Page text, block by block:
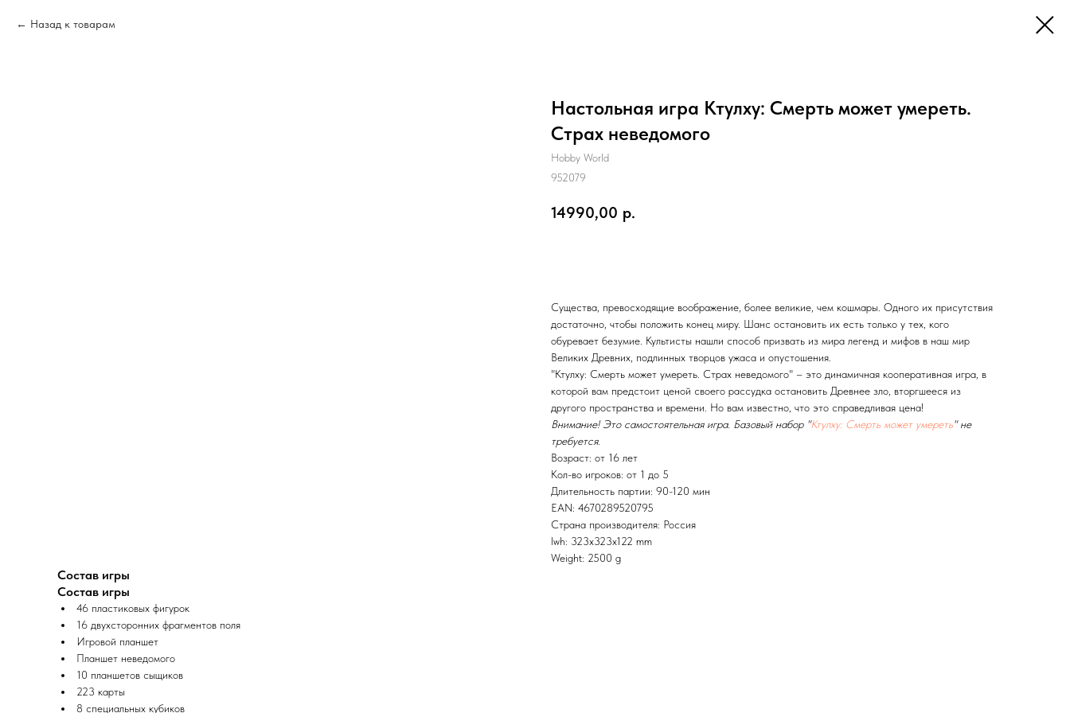
Назад к товарам
Настольная игра Ктулху: Смерть может умереть.
Страх неведомого
Hobby World
952079
14990,00 р.
Существа, превосходящие воображение, более великие, чем кошмары. Одного их присутствия
достаточно, чтобы положить конец миру. Шанс остановить их есть только у тех, кого
обуревает безумие. Культисты нашли способ призвать из мира легенд и мифов в наш мир
Великих Древних, подлинных творцов ужаса и опустошения.
"Ктулху: Cмерть может умереть. Страх неведомого" – это динамичная кооперативная игра, в
которой вам предстоит ценой своего рассудка остановить Древнее зло, вторгшееся из
другого пространства и времени. Но вам известно, что это справедливая цена!
Внимание! Это самостоятельная игра. Базовый набор "Ктулху: Смерть может умереть" не
требуется.
Возраст: от 16 лет
Кол-во игроков: от 1 до 5
Длительность партии: 90-120 мин
EAN: 4670289520795
Страна производителя: Россия
lwh: 323x323x122 mm
Weight: 2500 g
Состав игры
Состав игры
46 пластиковых фигурок
16 двухсторонних фрагментов поля
Игровой планшет
Планшет неведомого
10 планшетов сыщиков
223 карты
8 специальных кубиков